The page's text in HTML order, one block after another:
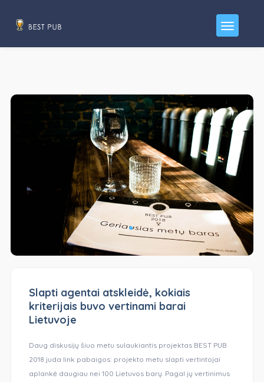
Slapti agentai atskleidė, kokiais
kriterijais buvo vertinami barai
Lietuvoje
Daug diskusijų šiuo metu sulaukiantis projektas BEST PUB
2018 juda link pabaigos: projekto metu slapti vertintojai
aplankė daugiau nei 100 Lietuvos barų. Pagal jų vertinimus